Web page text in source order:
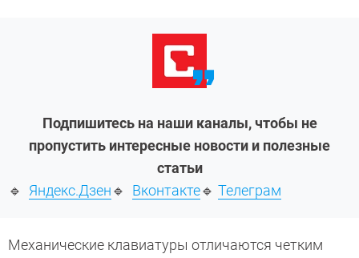
Подпишитесь на наши каналы, чтобы не
пропустить интересные новости и полезные
статьи
🔹 Яндекс.Дзен🔹 Вконтакте🔹 Телеграм
Механические клавиатуры отличаются четким